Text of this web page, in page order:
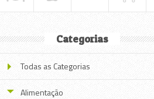
Categorias
Todas as Categorias
Alimentação